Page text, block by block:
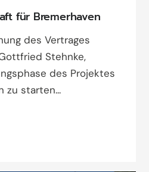
für Bremerhaven
des Vertrages
Stehnke,
des Projektes
zu starten...